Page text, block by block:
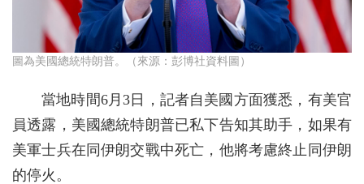
圖為美國總統特朗普。（來源：彭博社資料圖）
當地時間6月3日，記者自美國方面獲悉，有美官
員透露，美國總統特朗普已私下告知其助手，如果有
美軍士兵在同伊朗交戰中死亡，他將考慮終止同伊朗
的停火。